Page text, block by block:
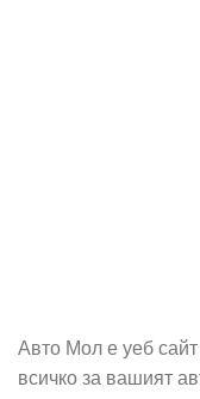
Авто Мол е уеб
всичко за вашият